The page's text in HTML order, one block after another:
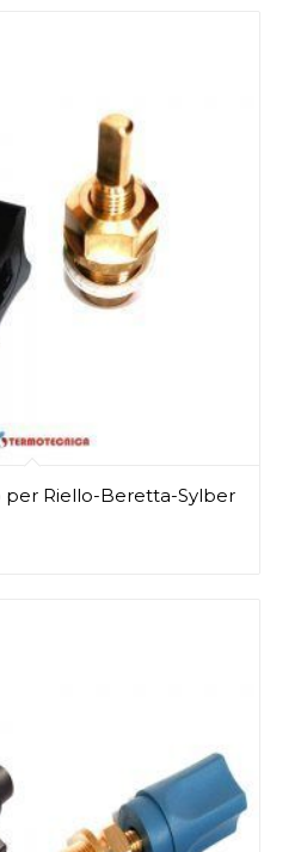
per Riello-Beretta-Sylber